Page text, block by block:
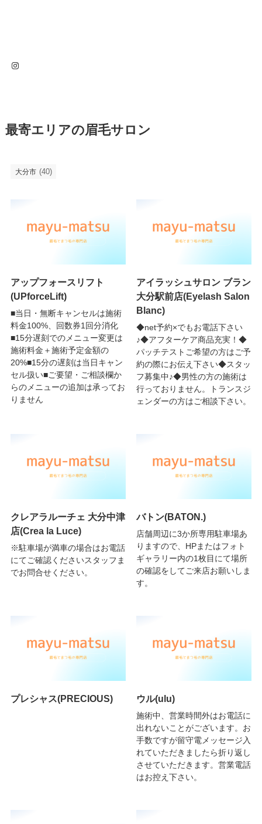
Instagram
最寄エリアの眉毛サロン
大分市 (40)
アップフォースリフト
(UPforceLift)
■当日・無断キャンセルは施術
料金100%、回数券1回分消化
■15分遅刻でのメニュー変更は
施術料金＋施術予定金額の
20%■15分の遅刻は当日キャン
セル扱い■ご要望・ご相談欄か
らのメニューの追加は承ってお
りません
アイラッシュサロン ブラン
大分駅前店(Eyelash Salon
Blanc)
◆net予約×でもお電話下さい
♪◆アフターケア商品充実！◆
パッチテストご希望の方はご予
約の際にお伝え下さい◆スタッ
フ募集中♪◆男性の方の施術は
行っておりません。トランスジ
ェンダーの方はご相談下さい。
クレアラルーチェ 大分中津
店(Crea la Luce)
※駐車場が満車の場合はお電話
にてご確認くださいスタッフま
でお問合せください。
バトン(BATON.)
店舗周辺に3か所専用駐車場あ
りますので、HPまたはフォト
ギャラリー内の1枚目にて場所
の確認をしてご来店お願いしま
す。
プレシャス(PRECIOUS) ウル(ulu)
施術中、営業時間外はお電話に
出れないことがございます。お
手数ですが留守電メッセージ入
れていただきましたら折り返し
させていただきます。営業電話
はお控え下さい。